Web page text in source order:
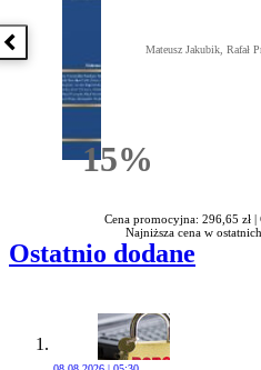
Poprzednia książka
15%Rabatu
Mateusz Jakubik, Rafał
Cena promocyjna: 296,65 zł |
Najniższa cena w
Ostatnio dodane